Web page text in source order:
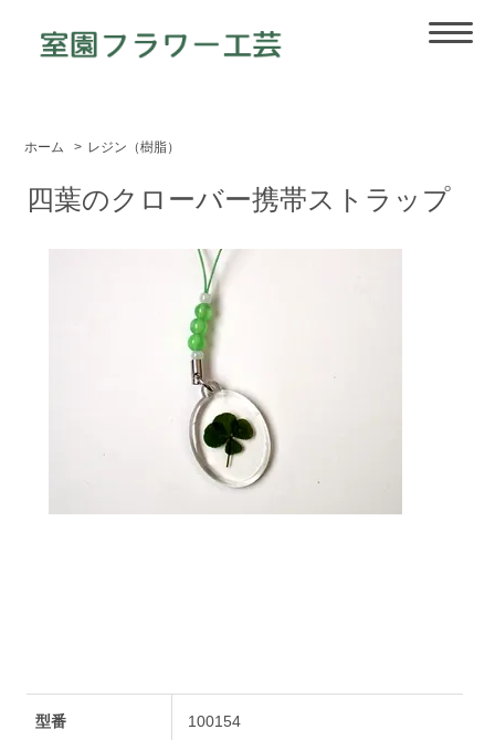
ホーム > レジン（樹脂）
四葉のクローバー携帯ストラップ
型番 100154